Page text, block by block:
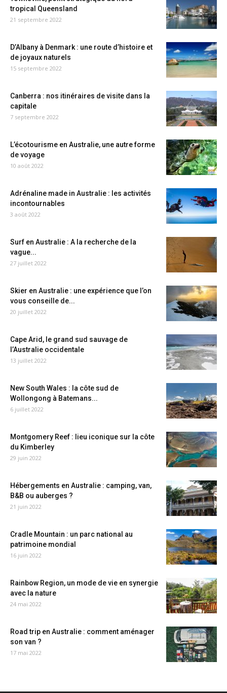
tropical Queensland
21 septembre 2022
D’Albany à Denmark : une route d’histoire et
de joyaux naturels
15 septembre 2022
Canberra : nos itinéraires de visite dans la
capitale
7 septembre 2022
L’écotourisme en Australie, une autre forme
de voyage
10 août 2022
Adrénaline made in Australie : les activités
incontournables
3 août 2022
Surf en Australie : A la recherche de la
vague...
27 juillet 2022
Skier en Australie : une expérience que l’on
vous conseille de...
20 juillet 2022
Cape Arid, le grand sud sauvage de
l’Australie occidentale
13 juillet 2022
New South Wales : la côte sud de
Wollongong à Batemans...
6 juillet 2022
Montgomery Reef : lieu iconique sur la côte
du Kimberley
29 juin 2022
Hébergements en Australie : camping, van,
B&B ou auberges ?
21 juin 2022
Cradle Mountain : un parc national au
patrimoine mondial
16 juin 2022
Rainbow Region, un mode de vie en synergie
avec la nature
24 mai 2022
Road trip en Australie : comment aménager
son van ?
17 mai 2022